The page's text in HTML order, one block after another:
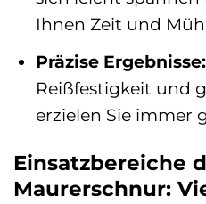
Ihnen Zeit und
Präzise Ergebnisse:
Reißfestigkeit und
erzielen Sie immer
Einsatzbereiche
Maurerschnur: